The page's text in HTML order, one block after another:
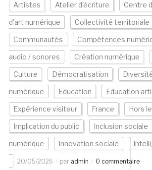
Artistes Atelier d'écriture Centre
d'art numérique Collectivité territoriale
Communautés Compétences
audio / sonores Création numérique
Culture Démocratisation
numérique Education Education
Expérience visiteur France Hors
Implication du public Inclusion sociale
numérique Innovation sociale
20/05/2026 par admin 0 commentaire